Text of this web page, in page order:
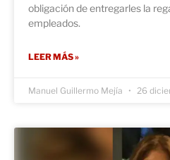
obligación de entregarles la
empleados.
LEER MÁS »
Manuel Guillermo Mejía 26